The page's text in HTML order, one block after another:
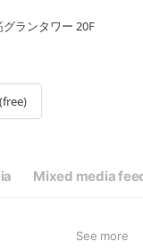
ランタワー 20F
Mixed media
See more